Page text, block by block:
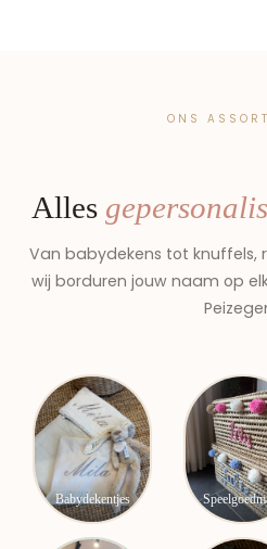
ONS
Alles
Van babydekens tot knuffels,
wij borduren jouw naam op
Babydekentjes